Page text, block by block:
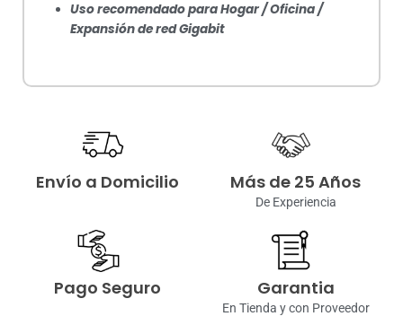
Uso recomendado para Hogar / Oficina /
Expansión de red Gigabit
Envío a Domicilio Más de 25 Años
De Experiencia
Pago Seguro Garantia
En Tienda y con Proveedor